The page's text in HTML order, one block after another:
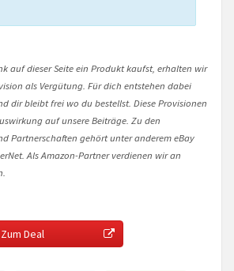
auf dieser Seite ein Produkt kaufst, erhalten wir
als Vergütung. Für dich entstehen dabei
dir bleibt frei wo du bestellst. Diese Provisionen
auf unsere Beiträge. Zu den
Partnerschaften gehört unter anderem eBay
Als Amazon-Partner verdienen wir an
Zum Deal